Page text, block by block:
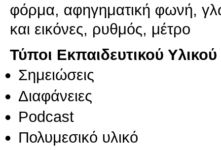
φόρμα, αφηγηματική φωνή,
και εικόνες, ρυθμός, μέτρο
Τύποι Εκπαιδευτικού Υλικού
Σημειώσεις
Διαφάνειες
Podcast
Πολυμεσικό υλικό